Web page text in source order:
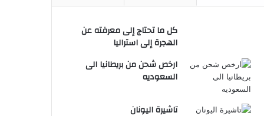
كل ما تحتاج إلى معرفته عن
الهجرة إلى استراليا
ارخص شحن من بريطانيا الى
السعوديه
تاشيرة اليونان